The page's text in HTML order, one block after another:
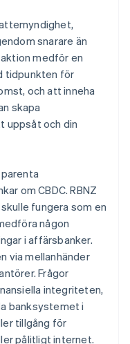
snarare än
medför en
tidpunkten för
och att inneha
skapa
uppsåt och din
om CBDC. RBNZ
fungera som en
någon
i affärsbanker.
via mellanhänder
Frågor
integriteten,
banksystemet i
tillgång för
pålitligt internet.